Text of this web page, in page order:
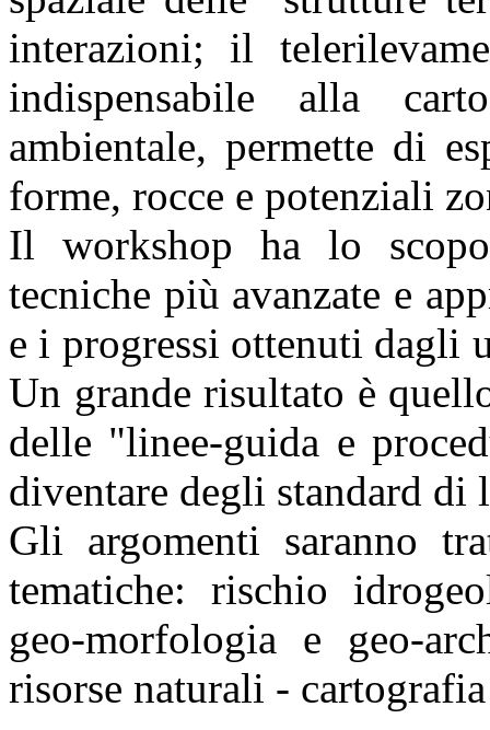
interazioni; il
indispensabile alla
ambientale, permette di
forme, rocce e potenziali
Il workshop ha lo
tecniche più avanzate e
e i progressi ottenuti dagli
Un grande risultato è
delle "linee-guida e
diventare degli standard
Gli argomenti saranno
tematiche: rischio
geo-morfologia e geo-
risorse naturali -